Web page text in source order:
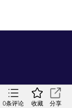
将经济学家
的工程师角色
尼德·赫维兹
0条评论 收藏 分享